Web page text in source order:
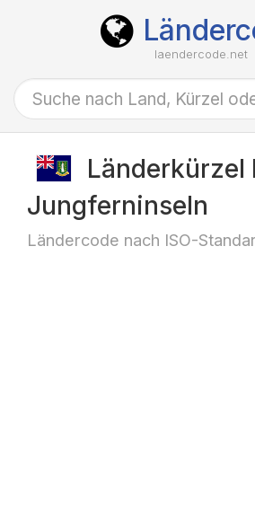
laendercode.net
Länderkürzel
Jungferninseln
Ländercode nach ISO-